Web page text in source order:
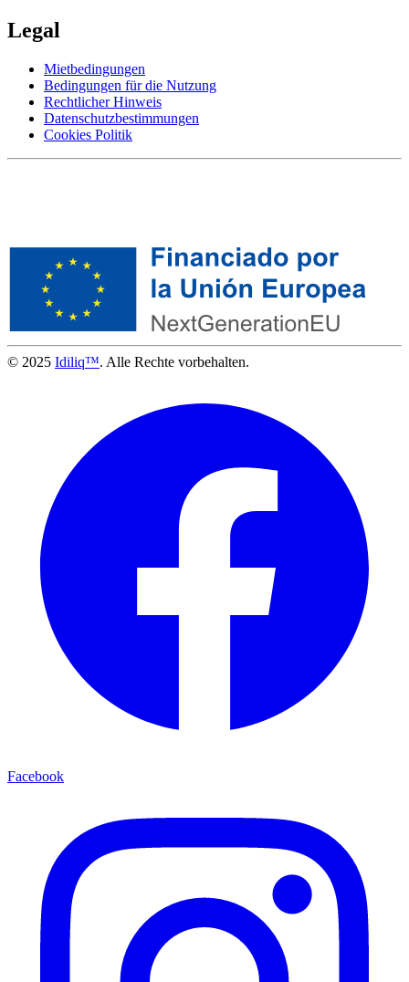
Legal
Mietbedingungen
Bedingungen für die Nutzung
Rechtlicher Hinweis
Datenschutzbestimmungen
Cookies Politik
© 2025 Idiliq™. Alle Rechte vorbehalten.
Facebook